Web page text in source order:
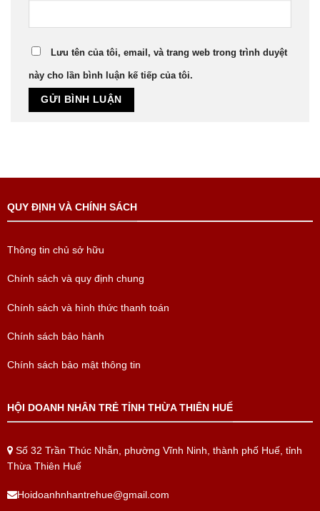
Lưu tên của tôi, email, và trang web trong trình duyệt
này cho lần bình luận kế tiếp của tôi.
QUY ĐỊNH VÀ CHÍNH SÁCH
Thông tin chủ sở hữu
Chính sách và quy định chung
Chính sách và hình thức thanh toán
Chính sách bảo hành
Chính sách bảo mật thông tin
HỘI DOANH NHÂN TRẺ TỈNH THỪA THIÊN HUẾ
Số 32 Trần Thúc Nhẫn, phường Vĩnh Ninh, thành phố Huế, tỉnh
Thừa Thiên Huế
Hoidoanhnhantrehue@gmail.com